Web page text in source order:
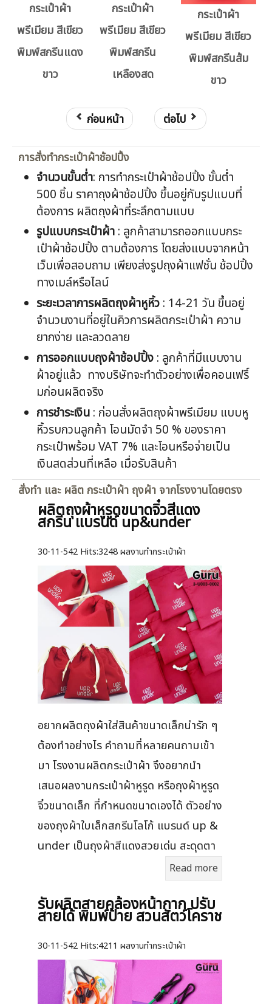
กระเป๋าผ้า
พรีเมียม สีเขียว
พิมพ์สกรีนแดง
ขาว
กระเป๋าผ้า
พรีเมียม สีเขียว
พิมพ์สกรีน
เหลืองสด
กระเป๋าผ้า
พรีเมียม สีเขียว
พิมพ์สกรีนส้ม
ขาว
ก่อนหน้า ต่อไป
การสั่งทำกระเป๋าผ้าช้อปปิ้ง
จำนวนขั้นต่ำ: การทำกระเป๋าผ้าช้อปปิ้ง ขั้นต่ำ
500 ชิ้น ราคาถุงผ้าช้อปปิ้ง ขึ้นอยู่กับรูปแบบที่
ต้องการ ผลิตถุงผ้าที่ระลึกตามแบบ
รูปแบบกระเป๋าผ้า : ลูกค้าสามารถออกแบบกระ
เป๋าผ้าช้อปปิ้ง ตามต้องการ โดยส่งแบบจากหน้า
เว็บเพื่อสอบถาม เพียงส่งรูปถุงผ้าแฟชั่น ช้อปปิ้ง
ทางเมล์หรือไลน์
ระยะเวลาการผลิตถุงผ้าหูหิ้ว : 14-21 วัน ขึ้นอยู่
จำนวนงานที่อยู่ในคิวการผลิตกระเป๋าผ้า ความ
ยากง่าย และลวดลาย
การออกแบบถุงผ้าช้อปปิ้ง : ลูกค้าที่มีแบบงาน
ผ้าอยู่แล้ว ทางบริษัทจะทำตัวอย่างเพื่อคอนเฟริ์
มก่อนผลิตจริง
การชำระเงิน : ก่อนสั่งผลิตถุงผ้าพรีเมียม แบบหู
หิ้วรบกวนลูกค้า โอนมัดจำ 50 % ของราคา
กระเป๋าพร้อม VAT 7% และโอนหรือจ่ายเป็น
เงินสดส่วนที่เหลือ เมื่อรับสินค้า
สั่งทำ และ ผลิต กระเป๋าผ้า ถุงผ้า จากโรงงานโดยตรง
ผลิตถุงผ้าหูรูดขนาดจิ๋วสีแดง
สกรีน แบรนด์ up&under
30-11-542 Hits:3248 ผลงานทำกระเป๋าผ้า
อยากผลิตถุงผ้าใส่สินค้าขนาดเล็กน่ารัก ๆ
ต้องทำอย่างไร คำถามที่หลายคนถามเข้า
มา โรงงานผลิตกระเป๋าผ้า จึงอยากนำ
เสนอผลงานกระเป๋าผ้าหูรูด หรือถุงผ้าหูรูด
จิ๋วขนาดเล็ก ที่กำหนดขนาดเองได้ ตัวอย่าง
ของถุงผ้าใบเล็กสกรีนโลโก้ แบรนด์ up &
under เป็นถุงผ้าสีแดงสวยเด่น สะดุดตา
Read more
รับผลิตสายคล้องหน้ากาก ปรับ
สายได้ พิมพ์ป้าย สวนสัตว์โคราช
30-11-542 Hits:4211 ผลงานทำกระเป๋าผ้า